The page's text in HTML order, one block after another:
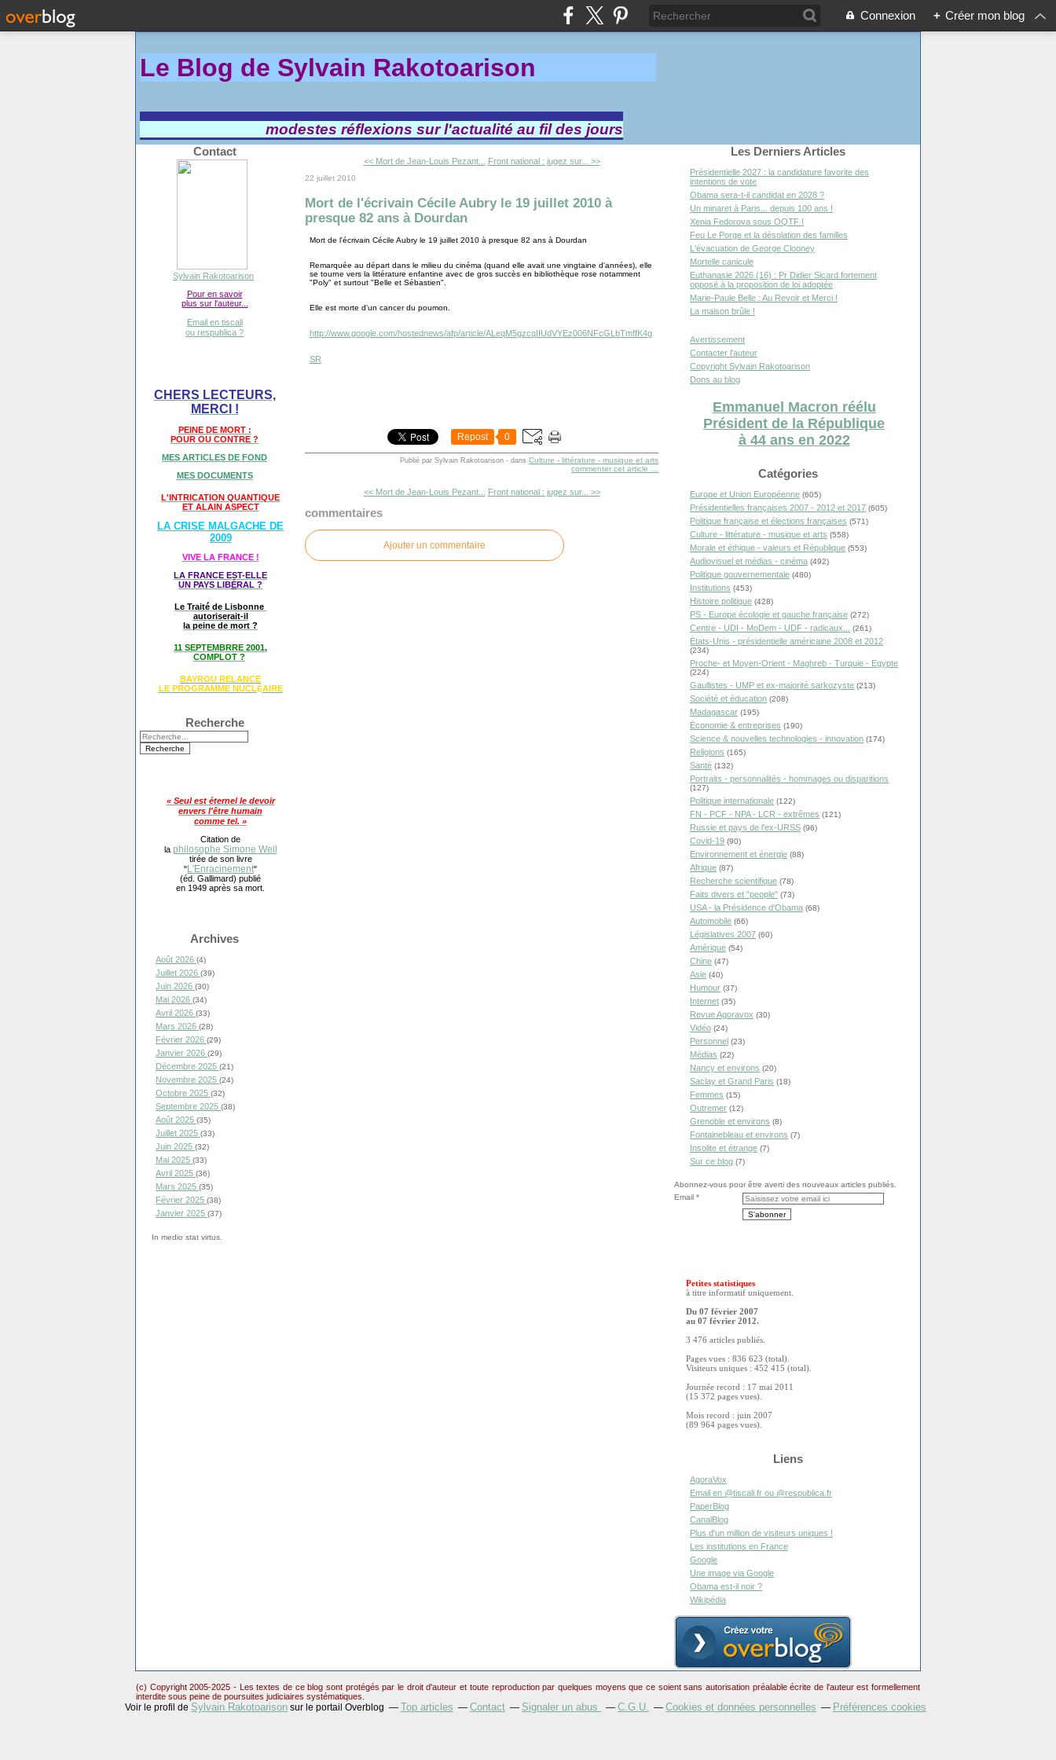
Connexion + Créer mon blog
Le Blog de Sylvain Rakotoarison
modestes réflexions sur l'actualité au fil des jours
Contact
Sylvain Rakotoarison
Pour en savoir
plus sur l'auteur...
Email en tiscali
ou respublica ?
CHERS LECTEURS,
MERCI !
PEINE DE MORT :
POUR OU CONTRE ?
MES ARTICLES DE FOND
MES DOCUMENTS
L'INTRICATION QUANTIQUE
ET ALAIN ASPECT
LA CRISE MALGACHE DE
2009
VIVE LA FRANCE !
LA FRANCE EST-ELLE
UN PAYS LIBÉRAL ?
Le Traité de Lisbonne
autoriserait-il
la peine de mort ?
11 SEPTEMBRRE 2001,
COMPLOT ?
BAYROU RELANCE
LE PROGRAMME NUCLÉAIRE
Recherche
« Seul est éternel le devoir
envers l'être humain
comme tel. »
Citation de
la philosophe Simone Weil
tirée de son livre
"L'Enracinement"
(éd. Gallimard) publié
en 1949 après sa mort.
Archives
Août 2026 (4)
Juillet 2026 (39)
Juin 2026 (30)
Mai 2026 (34)
Avril 2026 (33)
Mars 2026 (28)
Février 2026 (29)
Janvier 2026 (29)
Décembre 2025 (21)
Novembre 2025 (24)
Octobre 2025 (32)
Septembre 2025 (38)
Août 2025 (35)
Juillet 2025 (33)
Juin 2025 (32)
Mai 2025 (33)
Avril 2025 (36)
Mars 2025 (35)
Février 2025 (38)
Janvier 2025 (37)
In medio stat virtus.
<< Mort de Jean-Louis Pezant... Front national : jugez sur... >>
22 juillet 2010
Mort de l'écrivain Cécile Aubry le 19 juillet 2010 à
presque 82 ans à Dourdan
Mort de l'écrivain Cécile Aubry le 19 juillet 2010 à presque 82 ans à Dourdan
Remarquée au départ dans le milieu du cinéma (quand elle avait une vingtaine d'années), elle
se tourne vers la littérature enfantine avec de gros succès en bibliothèque rose notamment
"Poly" et surtout "Belle et Sébastien".
Elle est morte d'un cancer du poumon.
http://www.google.com/hostednews/afp/article/ALeqM5gzcqIIUdVYEz006NFcGLbTmffK4g
SR
Repost 0
Publié par Sylvain Rakotoarison - dans Culture - littérature - musique et arts
commenter cet article
<< Mort de Jean-Louis Pezant... Front national : jugez sur... >>
commentaires
Ajouter un commentaire
Les Derniers Articles
Présidentielle 2027 : la candidature favorite des
intentions de vote
Obama sera-t-il candidat en 2028 ?
Un minaret à Paris... depuis 100 ans !
Xenia Fedorova sous OQTF !
Feu Le Porge et la désolation des familles
L'évacuation de George Clooney
Mortelle canicule
Euthanasie 2026 (16) : Pr Didier Sicard fortement
opposé à la proposition de loi adoptée
Marie-Paule Belle : Au Revoir et Merci !
La maison brûle !
Avertissement
Contacter l'auteur
Copyright Sylvain Rakotoarison
Dons au blog
Emmanuel Macron réélu
Président de la République
à 44 ans en 2022
Catégories
Europe et Union Européenne (605)
Présidentielles françaises 2007 - 2012 et 2017 (605)
Politique française et élections françaises (571)
Culture - littérature - musique et arts (558)
Morale et éthique - valeurs et République (553)
Audiovisuel et médias - cinéma (492)
Politique gouvernementale (480)
Institutions (453)
Histoire politique (428)
PS - Europe écologie et gauche française (272)
Centre - UDI - MoDem - UDF - radicaux... (261)
États-Unis - présidentielle américaine 2008 et 2012
(234)
Proche- et Moyen-Orient - Maghreb - Turquie - Egypte
(224)
Gaullistes - UMP et ex-majorité sarkozyste (213)
Société et éducation (208)
Madagascar (195)
Économie & entreprises (190)
Science & nouvelles technologies - innovation (174)
Religions (165)
Santé (132)
Portraits - personnalités - hommages ou disparitions
(127)
Politique internationale (122)
FN - PCF - NPA - LCR - extrêmes (121)
Russie et pays de l'ex-URSS (96)
Covid-19 (90)
Environnement et énergie (88)
Afrique (87)
Recherche scientifique (78)
Faits divers et "people" (73)
USA - la Présidence d'Obama (68)
Automobile (66)
Législatives 2007 (60)
Amérique (54)
Chine (47)
Asie (40)
Humour (37)
Internet (35)
Revue Agoravox (30)
Vidéo (24)
Personnel (23)
Médias (22)
Nancy et environs (20)
Saclay et Grand Paris (18)
Femmes (15)
Outremer (12)
Grenoble et environs (8)
Fontainebleau et environs (7)
Insolite et étrange (7)
Sur ce blog (7)
Abonnez-vous pour être averti des nouveaux articles publiés.
Email
Petites statistiques
à titre informatif uniquement.
Du 07 février 2007
au 07 février 2012.
3 476 articles publiés.
Pages vues : 836 623 (total).
Visiteurs uniques : 452 415 (total).
Journée record : 17 mai 2011
(15 372 pages vues).
Mois record : juin 2007
(89 964 pages vues).
Liens
AgoraVox
Email en @tiscali.fr ou @respublica.fr
PaperBlog
CanalBlog
Plus d'un million de visiteurs uniques !
Les institutions en France
Google
Une image via Google
Obama est-il noir ?
Wikipédia
(c) Copyright 2005-2025 - Les textes de ce blog sont protégés par le droit d'auteur et toute reproduction par quelques moyens que ce soient sans autorisation préalable écrite de l'auteur est formellement
interdite sous peine de poursuites judiciaires systématiques.
Voir le profil de Sylvain Rakotoarison sur le portail Overblog Top articles Contact Signaler un abus C.G.U. Cookies et données personnelles Préférences cookies